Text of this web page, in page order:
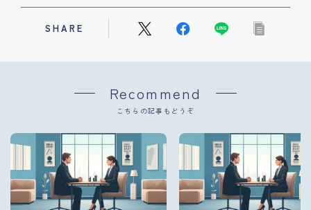
SHARE
Recommend
こちらの記事もどうぞ